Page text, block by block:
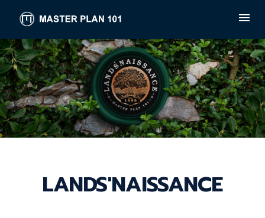
LANDS'NAISSANCE